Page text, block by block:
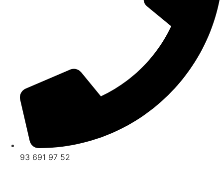
93 691 97 52